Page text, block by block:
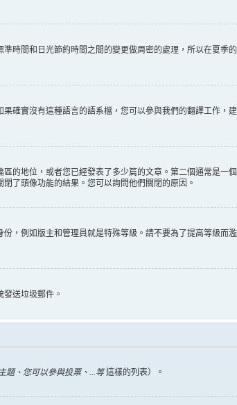
時間和日光節約時間之間的變更做周密的處理，所以在夏季
確實沒有這種語言的語系檔，您可以參與我們的翻譯工作，
的地位，或者您已經發表了多少篇的文章。第二個通常是一
了頭像功能的結果。您可以詢問他們關閉的原因。
，例如版主和管理員就是特殊等級。請不要為了提高等級而
送垃圾郵件。
題、您可以參與投票、...等這樣的列表）。